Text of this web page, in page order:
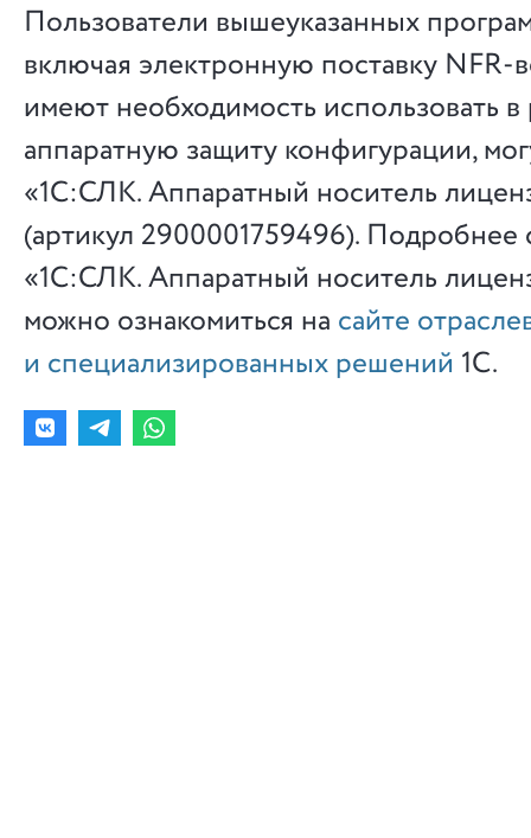
Пользователи вышеуказанных
включая электронную поставку NFR-
имеют необходимость использовать в
аппаратную защиту конфигурации,
«1С:СЛК. Аппаратный носитель
(артикул 2900001759496).
«1С:СЛК. Аппаратный носитель
можно ознакомиться на сайте
и специализированных решений 1С.